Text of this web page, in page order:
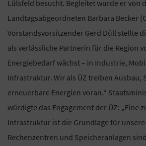
Lülsfeld besucht. Begleitet wurde er von
Landtagsabgeordneten Barbara Becker
Vorstandsvorsitzender Gerd Düll stellte
als verlässliche Partnerin für die Region
Energiebedarf wächst – in Industrie,
Infrastruktur. Wir als ÜZ treiben Ausbau,
erneuerbare Energien voran.“
würdigte das Engagement der ÜZ: „Eine
Infrastruktur ist die Grundlage für
Rechenzentren und Speicheranlagen